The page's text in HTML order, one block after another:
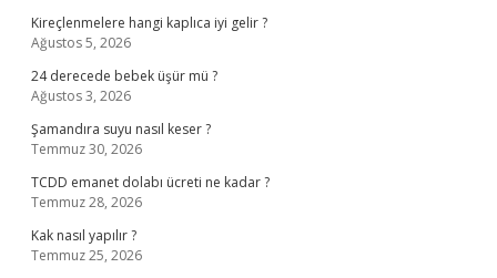
Kireçlenmelere hangi kaplıca iyi gelir ?
Ağustos 5, 2026
24 derecede bebek üşür mü ?
Ağustos 3, 2026
Şamandıra suyu nasıl keser ?
Temmuz 30, 2026
TCDD emanet dolabı ücreti ne kadar ?
Temmuz 28, 2026
Kak nasıl yapılır ?
Temmuz 25, 2026